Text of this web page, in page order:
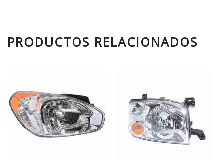
PRODUCTOS RELACIONADOS